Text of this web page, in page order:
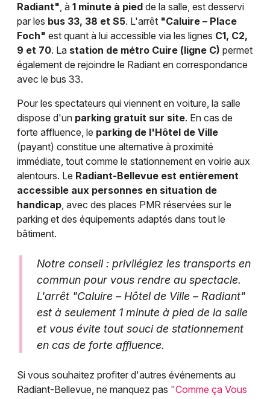
Radiant", à 1 minute à pied de la salle, est desservi
par les bus 33, 38 et S5. L'arrêt "Caluire – Place
Foch" est quant à lui accessible via les lignes C1, C2,
9 et 70. La station de métro Cuire (ligne C) permet
également de rejoindre le Radiant en correspondance
avec le bus 33.
Pour les spectateurs qui viennent en voiture, la salle
dispose d'un parking gratuit sur site. En cas de
forte affluence, le parking de l'Hôtel de Ville
(payant) constitue une alternative à proximité
immédiate, tout comme le stationnement en voirie aux
alentours. Le Radiant-Bellevue est entièrement
accessible aux personnes en situation de
handicap, avec des places PMR réservées sur le
parking et des équipements adaptés dans tout le
bâtiment.
Notre conseil : privilégiez les transports en
commun pour vous rendre au spectacle.
L'arrêt "Caluire – Hôtel de Ville – Radiant"
est à seulement 1 minute à pied de la salle
et vous évite tout souci de stationnement
en cas de forte affluence.
Si vous souhaitez profiter d'autres événements au
Radiant-Bellevue, ne manquez pas "Comme ça Vous